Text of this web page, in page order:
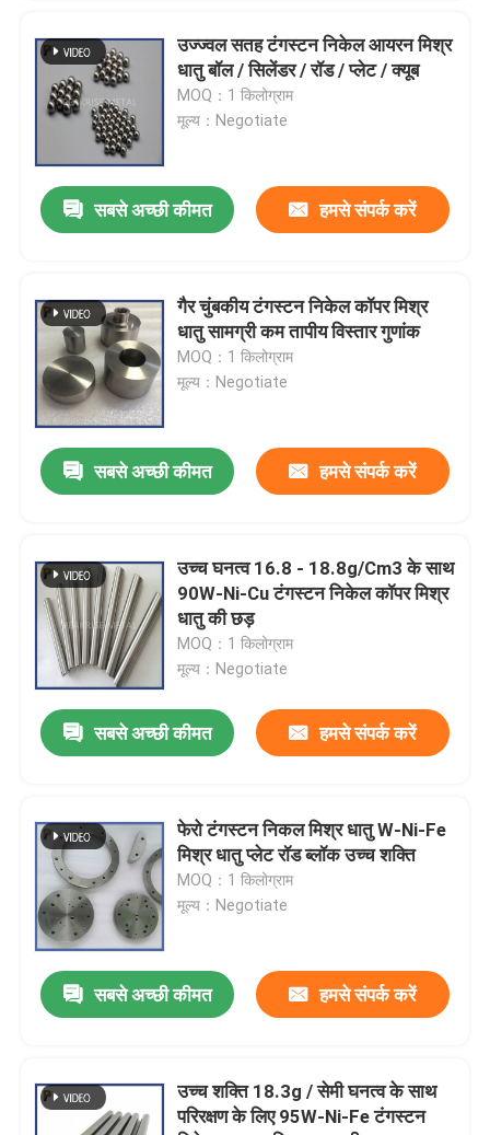
उत्पाद
वीआर शो
कारखाना भ्रमण
गुणवत्ता नियंत्रण
हमसे संपर्क करें
एक उद्धरण का अनुरोध करें
मोलिब्डेनम टंगस्टन मिश्र धातु
मोलिब्डेनम इलेक्ट्रोड
टंगस्टन उत्पाद
मोलिब्डेनम उत्पाद
निओबियम उत्पाद
उज्ज्वल सतह टंगस्टन निकेल आयरन मिश्र
धातु बॉल / सिलेंडर / रॉड / प्लेट / क्यूब
MOQ：1 किलोग्राम
मूल्य：Negotiate
सबसे अच्छी कीमत हमसे संपर्क करें
गैर चुंबकीय टंगस्टन निकेल कॉपर मिश्र
धातु सामग्री कम तापीय विस्तार गुणांक
MOQ：1 किलोग्राम
मूल्य：Negotiate
सबसे अच्छी कीमत हमसे संपर्क करें
उच्च घनत्व 16.8 - 18.8g/Cm3 के साथ
90W-Ni-Cu टंगस्टन निकेल कॉपर मिश्र
धातु की छड़
MOQ：1 किलोग्राम
मूल्य：Negotiate
सबसे अच्छी कीमत हमसे संपर्क करें
फेरो टंगस्टन निकल मिश्र धातु W-Ni-Fe
मिश्र धातु प्लेट रॉड ब्लॉक उच्च शक्ति
MOQ：1 किलोग्राम
मूल्य：Negotiate
सबसे अच्छी कीमत हमसे संपर्क करें
उच्च शक्ति 18.3g / सेमी घनत्व के साथ
परिरक्षण के लिए 95W-Ni-Fe टंगस्टन